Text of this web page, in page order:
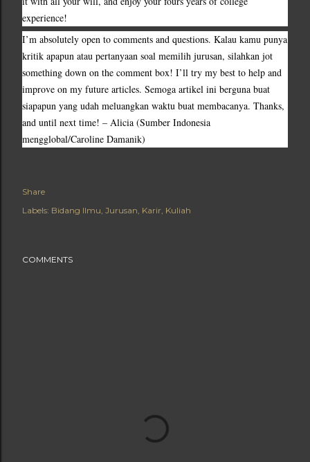
experience!
I’m absolutely open to comments and questions. Kalau kamu punya
kritik apapun atau pertanyaan soal memilih jurusan, silahkan jot
something down on the comment box! I’ll try my best to help and
improve on my future articles. Semoga artikel ini berguna buat
siapapun yang udah meluangkan waktu buat membacanya. Thanks,
and until next time! – Alicia (Sumber Indonesia
mengglobal/Caroline Damanik)
Share
Labels: Bidang Ilmu Jurusan Karir Kuliah
COMMENTS